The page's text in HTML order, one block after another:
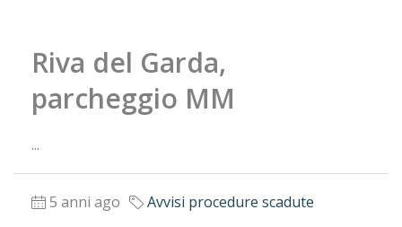
Riva del Garda,
parcheggio MM
...
5 anni ago Avvisi procedure scadute